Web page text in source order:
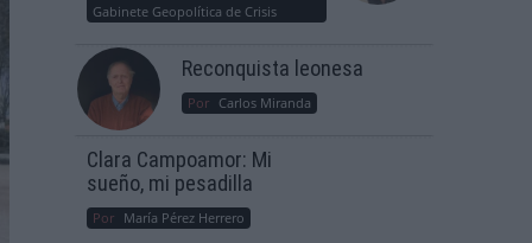
Gabinete Geopolítica de Crisis
Reconquista leonesa
Por Carlos Miranda
Clara Campoamor: Mi
sueño, mi pesadilla
Por María Pérez Herrero